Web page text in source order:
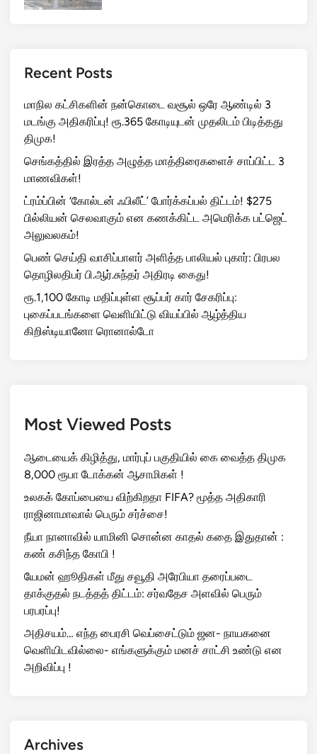
Recent Posts
மாநில கட்சிகளின் நன்கொடை வசூல் ஒரே ஆண்டில் 3
மடங்கு அதிகரிப்பு! ரூ.365 கோடியுடன் முதலிடம் பிடித்தது
திமுக!
செங்கத்தில் இரத்த அழுத்த மாத்திரைகளைச் சாப்பிட்ட 3
மாணவிகள்!
ட்ரம்ப்பின் ‘கோல்டன் ஃபிலீட்’ போர்க்கப்பல் திட்டம்! $275
பில்லியன் செலவாகும் என கணக்கிட்ட அமெரிக்க பட்ஜெட்
அலுவலகம்!
பெண் செய்தி வாசிப்பாளர் அளித்த பாலியல் புகார்: பிரபல
தொழிலதிபர் பி.ஆர்.சுந்தர் அதிரடி கைது!
ரூ.1,100 கோடி மதிப்புள்ள சூப்பர் கார் சேகரிப்பு:
புகைப்படங்களை வெளியிட்டு வியப்பில் ஆழ்த்திய
கிறிஸ்டியானோ ரொனால்டோ
Most Viewed Posts
ஆடையைக் கிழித்து, மார்புப் பகுதியில் கை வைத்த திமுக
8,000 ரூபா டோக்கன் ஆசாமிகள் !
உலகக் கோப்பையை விற்கிறதா FIFA? மூத்த அதிகாரி
ராஜினாமாவால் பெரும் சர்ச்சை!
நீயா நானாவில் யாமினி சொன்ன காதல் கதை இதுதான் :
கண் கசிந்த கோபி !
யேமன் ஹூதிகள் மீது சவூதி அரேபியா தரைப்படை
தாக்குதல் நடத்தத் திட்டம்: சர்வதேச அளவில் பெரும்
பரபரப்பு!
அதிசயம்… எந்த பைரசி வெப்சைட்டும் ஜன- நாயகனை
வெளியிடவில்லை- எங்களுக்கும் மனச் சாட்சி உண்டு என
அறிவிப்பு !
Archives